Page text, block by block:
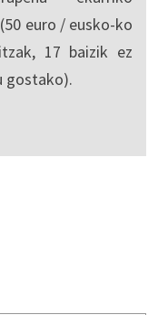
euro / eusko-ko
17 baizik ez
gostako).